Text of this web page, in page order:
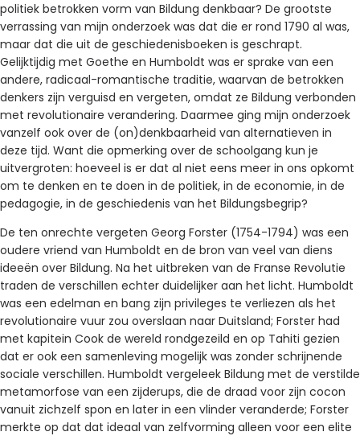
politiek betrokken vorm van Bildung denkbaar? De grootste
verrassing van mijn onderzoek was dat die er rond 1790 al was,
maar dat die uit de geschiedenisboeken is geschrapt.
Gelijktijdig met Goethe en Humboldt was er sprake van een
andere, radicaal-romantische traditie, waarvan de betrokken
denkers zijn verguisd en vergeten, omdat ze Bildung verbonden
met revolutionaire verandering. Daarmee ging mijn onderzoek
vanzelf ook over de (on)denkbaarheid van alternatieven in
deze tijd. Want die opmerking over de schoolgang kun je
uitvergroten: hoeveel is er dat al niet eens meer in ons opkomt
om te denken en te doen in de politiek, in de economie, in de
pedagogie, in de geschiedenis van het Bildungsbegrip?
De ten onrechte vergeten Georg Forster (1754-1794) was een
oudere vriend van Humboldt en de bron van veel van diens
ideeën over Bildung. Na het uitbreken van de Franse Revolutie
traden de verschillen echter duidelijker aan het licht. Humboldt
was een edelman en bang zijn privileges te verliezen als het
revolutionaire vuur zou overslaan naar Duitsland; Forster had
met kapitein Cook de wereld rondgezeild en op Tahiti gezien
dat er ook een samenleving mogelijk was zonder schrijnende
sociale verschillen. Humboldt vergeleek Bildung met de verstilde
metamorfose van een zijderups, die de draad voor zijn cocon
vanuit zichzelf spon en later in een vlinder veranderde; Forster
merkte op dat dat ideaal van zelfvorming alleen voor een elite